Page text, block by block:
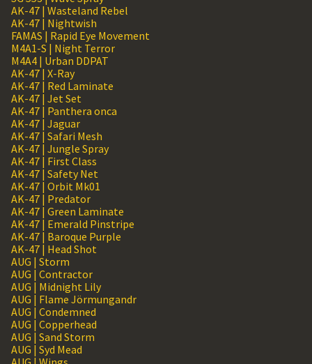
AK-47 | Wasteland Rebel
AK-47 | Nightwish
FAMAS | Rapid Eye Movement
M4A1-S | Night Terror
M4A4 | Urban DDPAT
AK-47 | X-Ray
AK-47 | Red Laminate
AK-47 | Jet Set
AK-47 | Panthera onca
AK-47 | Jaguar
AK-47 | Safari Mesh
AK-47 | Jungle Spray
AK-47 | First Class
AK-47 | Safety Net
AK-47 | Orbit Mk01
AK-47 | Predator
AK-47 | Green Laminate
AK-47 | Emerald Pinstripe
AK-47 | Baroque Purple
AK-47 | Head Shot
AUG | Storm
AUG | Contractor
AUG | Midnight Lily
AUG | Flame Jörmungandr
AUG | Condemned
AUG | Copperhead
AUG | Sand Storm
AUG | Syd Mead